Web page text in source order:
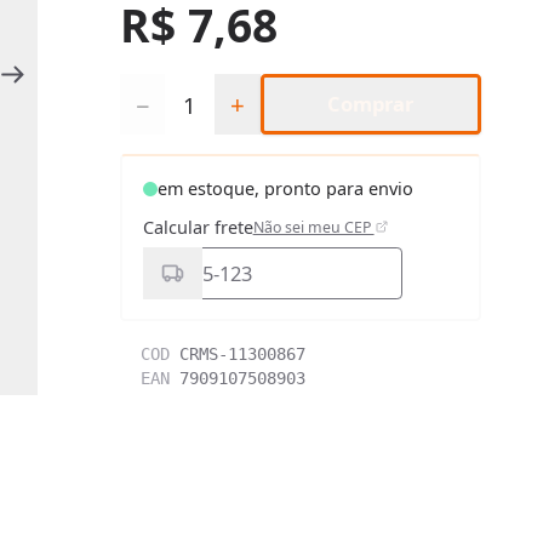
R$ 7,68
− +
em estoque, pronto para envio
Calcular freteNão sei meu CEP
COD CRMS-11300867
EAN 7909107508903